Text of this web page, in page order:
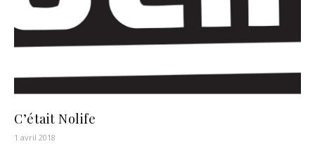
C’était Nolife
1 avril 2018